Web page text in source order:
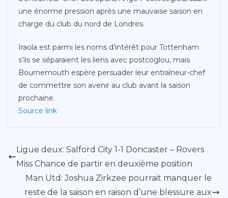
une énorme pression après une mauvaise saison en
charge du club du nord de Londres.
Iraola est parmi les noms d’intérêt pour Tottenham
s’ils se séparaient les liens avec postcoglou, mais
Bournemouth espère persuader leur entraîneur-chef
de commettre son avenir au club avant la saison
prochaine.
Source link
Ligue deux: Salford City 1-1 Doncaster – Rovers
Miss Chance de partir en deuxième position
Man Utd: Joshua Zirkzee pourrait manquer le
reste de la saison en raison d’une blessure aux